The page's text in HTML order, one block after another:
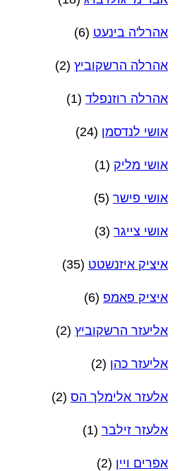
אהרל'ה בינעט (6)
אהרלה הרשקוביץ (2)
אהרלה רוזנפלד (1)
אושי לנדסמן (24)
אושי מליק (1)
אושי פישר (5)
אושי צייגר (3)
איציק איזנשטט (35)
איציק פאמפ (6)
אליעזר הרשקוביץ (2)
אליעזר כהן (2)
אלעזר אלימלך הס (2)
אלעזר זילבר (1)
אפרים ויין (2)